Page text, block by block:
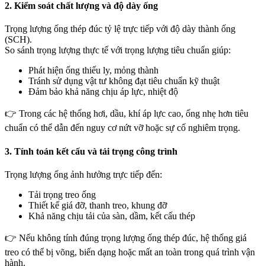
2. Kiểm soát chất lượng và độ dày ống
Trọng lượng ống thép đúc tỷ lệ trực tiếp với độ dày thành ống
(SCH).
So sánh trọng lượng thực tế với trọng lượng tiêu chuẩn giúp:
Phát hiện ống thiếu ly, mỏng thành
Tránh sử dụng vật tư không đạt tiêu chuẩn kỹ thuật
Đảm bảo khả năng chịu áp lực, nhiệt độ
👉 Trong các hệ thống hơi, dầu, khí áp lực cao, ống nhẹ hơn tiêu
chuẩn có thể dẫn đến nguy cơ nứt vỡ hoặc sự cố nghiêm trọng.
3. Tính toán kết cấu và tải trọng công trình
Trọng lượng ống ảnh hưởng trực tiếp đến:
Tải trọng treo ống
Thiết kế giá đỡ, thanh treo, khung đỡ
Khả năng chịu tải của sàn, dầm, kết cấu thép
👉 Nếu không tính đúng trọng lượng ống thép đúc, hệ thống giá
treo có thể bị võng, biến dạng hoặc mất an toàn trong quá trình vận
hành.